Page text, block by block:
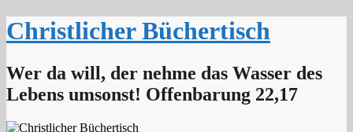
Skip
to
Christlicher Büchertisch
Wer da will, der nehme das Wasser des
Lebens umsonst! Offenbarung 22,17